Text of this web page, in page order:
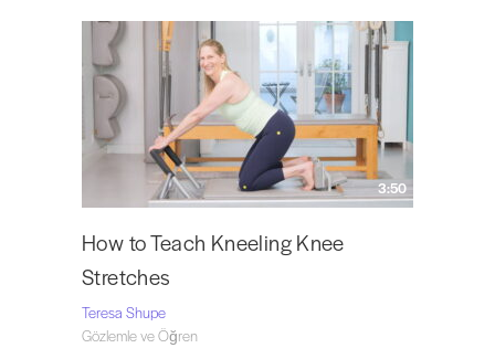
3:50
How to Teach Kneeling Knee
Stretches
Teresa Shupe
Gözlemle ve Öğren